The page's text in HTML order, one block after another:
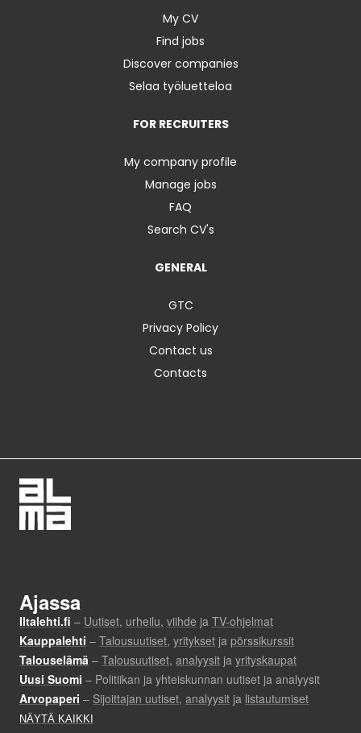
My CV
Find jobs
Discover companies
Selaa työluetteloa
FOR RECRUITERS
My company profile
Manage jobs
FAQ
Search CV's
GENERAL
GTC
Privacy Policy
Contact us
Contacts